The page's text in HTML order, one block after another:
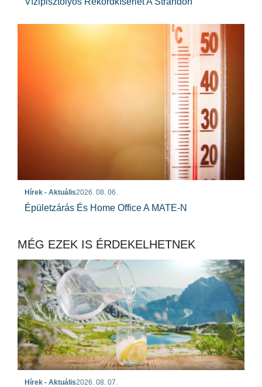
Hírek - Aktuális2026. 08. 06.
Épületzárás És Home Office A MATE-N
MÉG EZEK IS ÉRDEKELHETNEK
Hírek - Aktuális2026. 08. 07.